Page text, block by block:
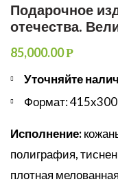
Подарочное
отечества.
85,000.00Р
Уточняйте
Формат:
Исполнение:
полиграфия,
плотная